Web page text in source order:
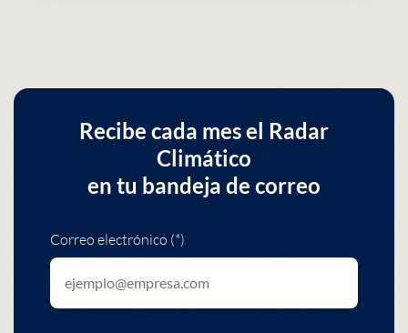
Recibe cada mes el Radar
Climático
en tu bandeja de correo
Correo electrónico (*)